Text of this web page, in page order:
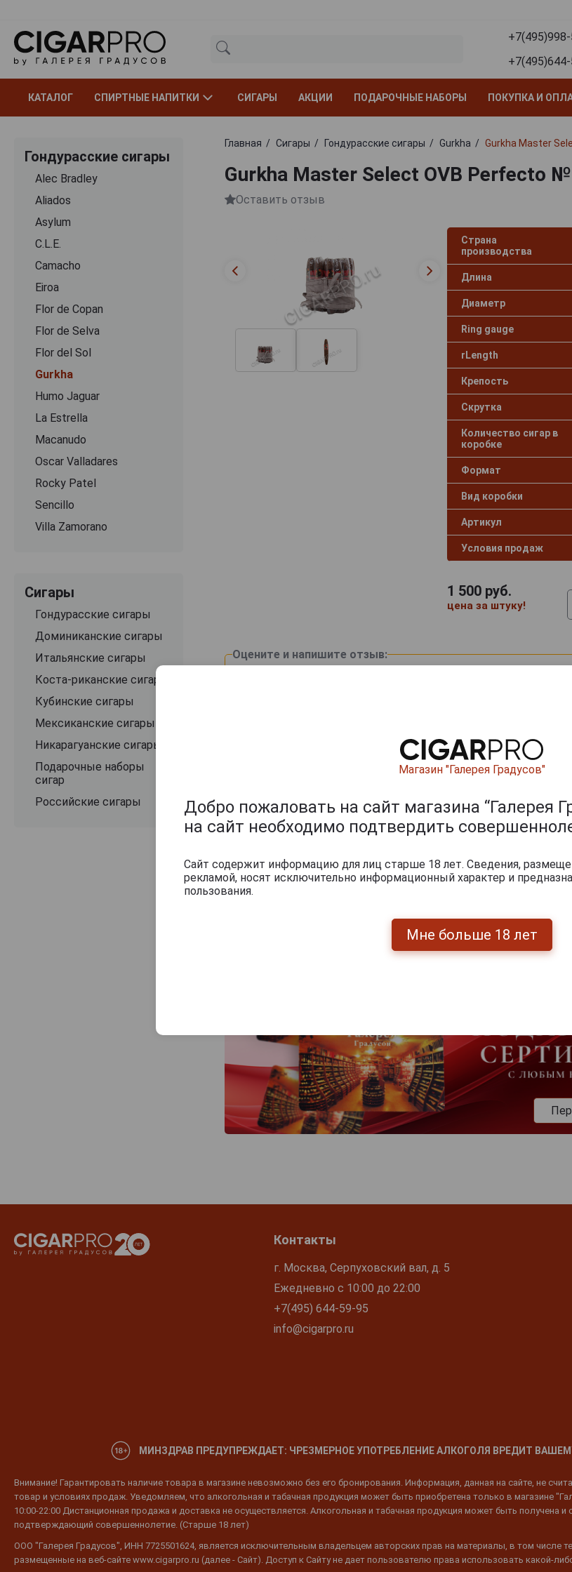
КАТАЛОГ СПИРТНЫЕ НАПИТКИ СИГАРЫ АКЦИИ ПОДАРОЧНЫЕ НАБОРЫ ПОКУПКА И
Гондурасские сигары
Alec Bradley
Aliados
Asylum
C.L.E.
Camacho
Eiroa
Flor de Copan
Flor de Selva
Flor del Sol
Gurkha
Humo Jaguar
La Estrella
Macanudo
Oscar Valladares
Rocky Patel
Sencillo
Villa Zamorano
Сигары
Гондурасские сигары
Доминиканские сигары
Итальянские сигары
Коста-риканские сигары
Кубинские сигары
Мексиканские сигары
Никарагуанские сигары
Подарочные наборы
сигар
Российские сигары
Главная Сигары Гондурасские сигары Gurkha Gurkha Master
Gurkha Master Select OVB Perfecto
Оставить отзыв
Страна
производства
Длина
Диаметр
Ring gauge
rLength
Крепость
Скрутка
Количество сигар в
коробке
Формат
Вид коробки
Артикул
Условия продаж
1 500руб.
цена за штуку!
Оцените и напишите отзыв:
Контакты
г. Москва, Серпуховский вал, д. 5
Ежедневно с 10:00 до 22:00
+7(495) 644-59-95
info@cigarpro.ru
МИНЗДРАВ ПРЕДУПРЕЖДАЕТ: ЧРЕЗМЕРНОЕ УПОТРЕБЛЕНИЕ АЛКОГОЛЯ ВРЕДИТ
Внимание! Гарантировать наличие товара в магазине невозможно без его бронирования. Информация, данная на сайте, не
товар и условиях продаж. Уведомляем, что алкогольная и табачная продукция может быть приобретена только в магазине
10:00-22:00 Дистанционная продажа и доставка не осуществляется. Алкогольная и табачная продукция может быть получена
подтверждающий совершеннолетие. (Старше 18 лет)
ООО "Галерея Градусов", ИНН 7725501624, является исключительным владельцем авторских прав на материалы, в том числе
размещенные на веб-сайте www.cigarpro.ru (далее - Сайт). Доступ к Сайту не дает пользователю права использовать какой-
Магазин "Галерея Градусов"
Добро пожаловать на сайт магазина “Галерея
на сайт необходимо подтвердить
Сайт содержит информацию для лиц старше 18 лет. Сведения,
рекламой, носят исключительно информационный характер и
пользования.
Мне больше 18 лет